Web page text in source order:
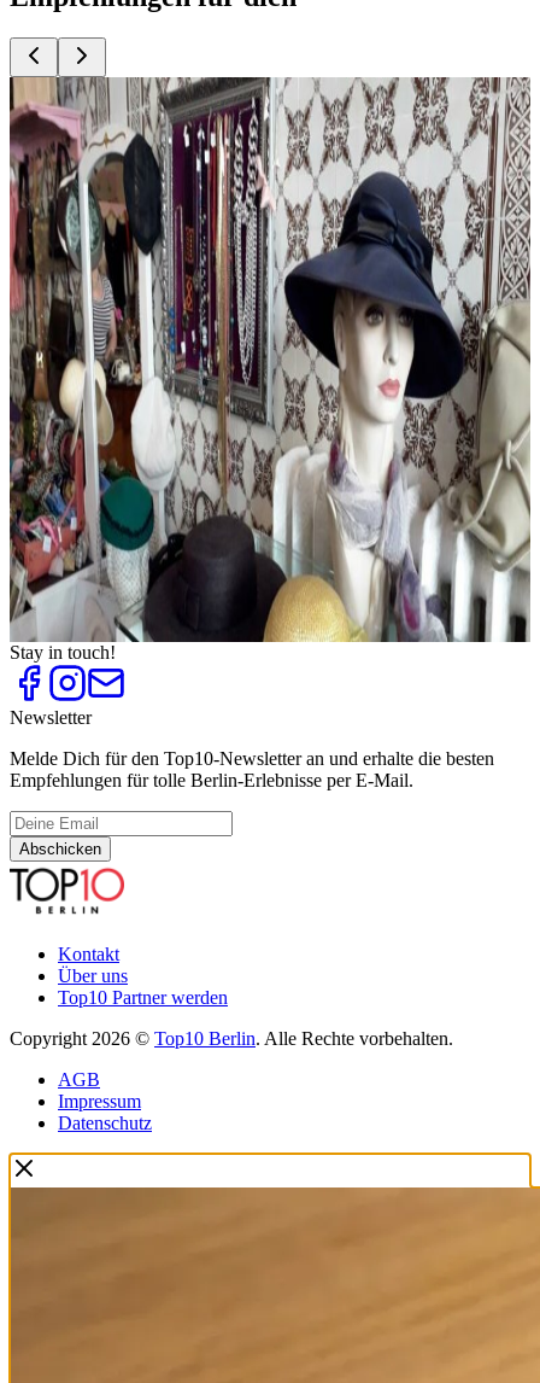
Top
10
Abendkleider und Partymode
Top
10
Besondere Schuhläden
Top10
Brautmode und Hochzeitskleider
Top10
Dessous und exklusive Wäsche
Top10
Eco Mode aus Berlin
Top 10
Kostümverleih und Kostümläden
Top10
Mode Accessoires
Top10
Mode aus Berlin
Top10
Mode für Mollige
Top10
Schuhläden für Frauen
Top10
Second Hand Shops
Top 10
Sneaker Shops
Top
Vintage Mode
Stay in touch!
Newsletter
Melde Dich für den Top10-Newsletter an und erhalte die besten
Empfehlungen für tolle Berlin-Erlebnisse per E-Mail.
Abschicken
Kontakt
Über uns
Top10 Partner werden
Copyright 2026 © Top10 Berlin. Alle Rechte vorbehalten.
AGB
Impressum
Datenschutz